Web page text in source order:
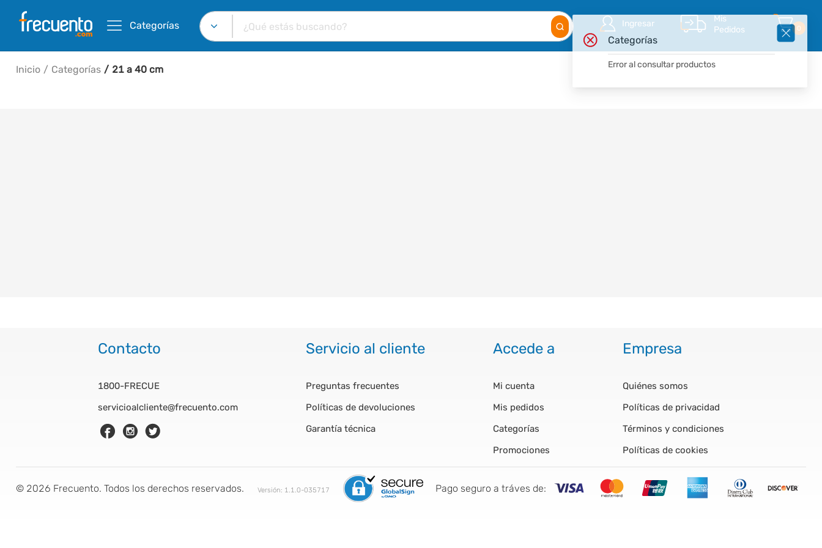
Categorías Ingresar
Mis
Pedidos
0
Inicio Categorías 21 a 40 cm
Contacto
1800-FRECUE
servicioalcliente@frecuento.com
Servicio al cliente
Preguntas frecuentes
Políticas de devoluciones
Garantía técnica
Accede a
Mi cuenta
Mis pedidos
Categorías
Promociones
Empresa
Quiénes somos
Políticas de privacidad
Términos y condiciones
Políticas de cookies
© 2026 Frecuento. Todos los derechos reservados. Versión: 1.1.0-035717 Pago seguro a tráves de: